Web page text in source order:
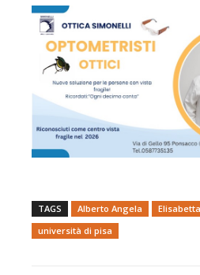
TAGS Alberto Angela
università di pisa